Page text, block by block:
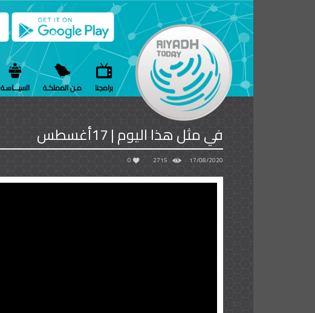
برامجنا مـن المملكـة السيـــاسـة
في مثل هذا اليوم | 17أغسطس
17/08/2020
2715
0